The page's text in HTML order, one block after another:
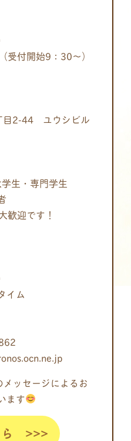
付開始9：30～）
目2-44 ユウシビル
生・専門学生
歓迎です！
イム
ッセージによるお
ます
ら >>>